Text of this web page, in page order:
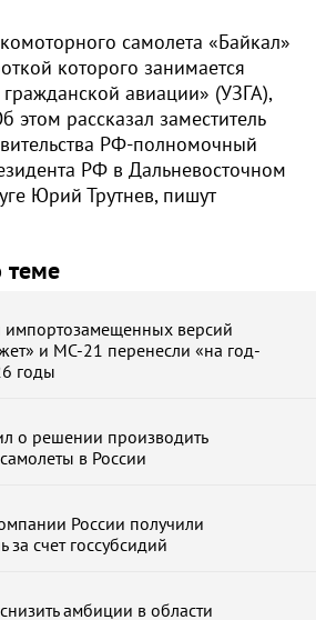
самолета «Байкал»
которого занимается
авиации» (УЗГА),
этом рассказал заместитель
РФ-полномочный
РФ в Дальневосточном
Юрий Трутнев, пишут
теме
импортозамещенных версий
и МС-21 перенесли «на год-
годы
о решении производить
в России
России получили
счет госсубсидий
амбиции в области